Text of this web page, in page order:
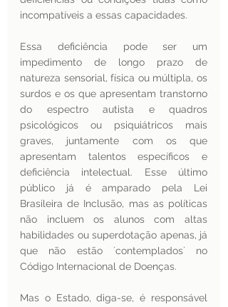
incompatíveis a essas capacidades.
Essa deficiência pode ser um
impedimento de longo prazo de
natureza sensorial, física ou múltipla, os
surdos e os que apresentam transtorno
do espectro autista e quadros
psicológicos ou psiquiátricos mais
graves, juntamente com os que
apresentam talentos específicos e
deficiência intelectual. Esse último
público já é amparado pela Lei
Brasileira de Inclusão, mas as políticas
não incluem os alunos com altas
habilidades ou superdotação apenas, já
que não estão ´contemplados´ no
Código Internacional de Doenças.
Mas o Estado, diga-se, é responsável